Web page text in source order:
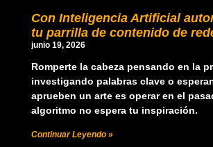
Con Inteligencia Artificial
tu parrilla de contenido de
junio 19, 2026
Romperte la cabeza pensando en la
investigando palabras clave o
aprueben un arte es operar en el
algoritmo no espera tu inspiración.
Continuar Leyendo »